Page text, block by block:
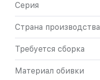
Серия
Страна производства
Требуется сборка
Материал обивки